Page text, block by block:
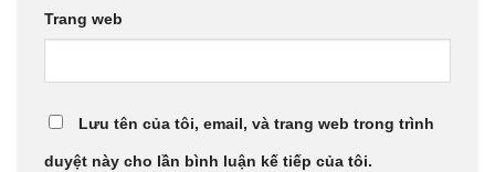
Trang web
Lưu tên của tôi, email, và trang web trong trình
duyệt này cho lần bình luận kế tiếp của tôi.